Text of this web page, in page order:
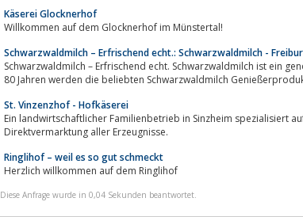
Käserei Glocknerhof
Willkommen auf dem Glocknerhof im Münstertal!
Schwarzwaldmilch – Erfrischend echt.: Schwarzwaldmilch -
Schwarzwaldmilch – Erfrischend echt. Schwarzwaldmilch ist ein
80 Jahren werden die beliebten Schwarzwaldmilch
St. Vinzenzhof - Hofkäserei
Ein landwirtschaftlicher Familienbetrieb in Sinzheim spezialisiert
Direktvermarktung aller Erzeugnisse.
Ringlihof – weil es so gut schmeckt
Herzlich willkommen auf dem Ringlihof
Diese Anfrage wurde in 0,04 Sekunden beantwortet.